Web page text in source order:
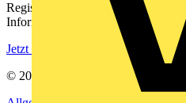
Registrieren Sie sich kostenlos und
Informationen aus der
Jetzt registrieren
© 2002-